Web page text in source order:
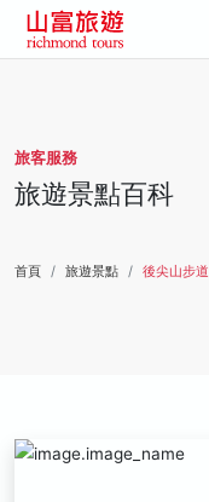
旅客服務
旅遊景點百科
首頁 旅遊景點 後尖山步道